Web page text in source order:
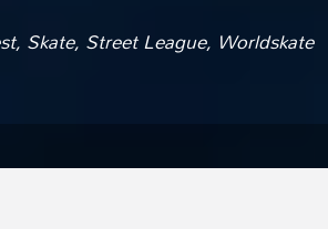
, Skate, Street League, Worldskate